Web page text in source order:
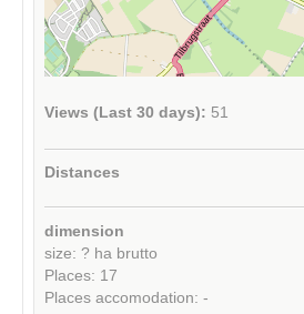
Views (Last 30 days): 51
Distances
dimension
size: ? ha brutto
Places: 17
Places accomodation: -